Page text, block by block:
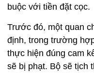
buộc với tiền đặt cọc.
Trước đó, một quan
định, trong trường
thực hiện đúng cam
sẽ bị phạt. Bộ sẽ tịch